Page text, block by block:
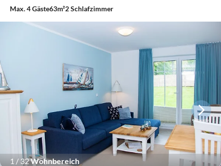
Max.4Gäste63m²2Schlafzimmer
1 / 32Wohnbereich